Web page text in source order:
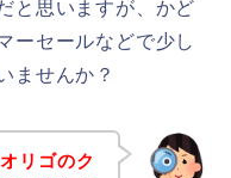
と思いますが、かど
ーセールなどで少し
ませんか？
リゴのク